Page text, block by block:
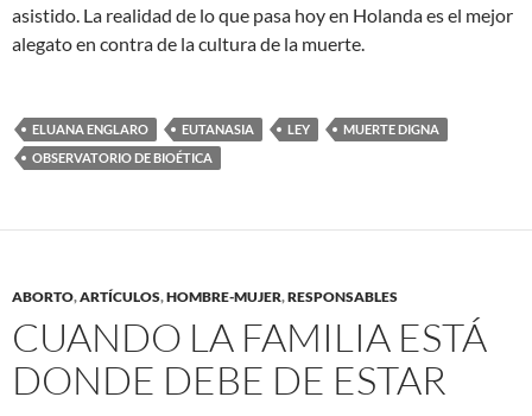
asistido. La realidad de lo que pasa hoy en Holanda es el mejor
alegato en contra de la cultura de la muerte.
ELUANA ENGLARO EUTANASIA LEY
MUERTE DIGNA
OBSERVATORIO DE BIOÉTICA
ABORTO,ARTÍCULOS,HOMBRE-MUJER,RESPONSABLES
CUANDO LA FAMILIA ESTÁ
DONDE DEBE DE ESTAR